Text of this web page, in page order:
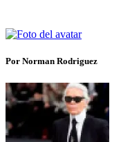
Por Norman Rodriguez